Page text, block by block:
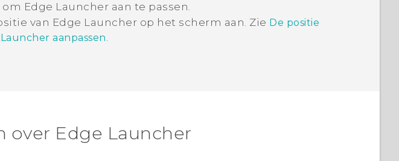
om Edge Launcher aan te passen.
van Edge Launcher op het scherm aan. Zie De positie
aanpassen.
over Edge Launcher